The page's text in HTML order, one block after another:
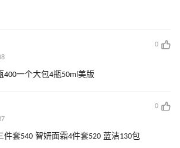
0
400一个大包4瓶50ml美版
0
件套540 智妍面霜4件套520 蓝洁130包